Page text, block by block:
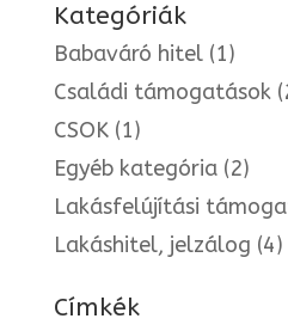
Kategóriák
Babaváró hitel(1)
Családi támogatások
CSOK(1)
Egyéb kategória(2)
Lakásfelújítási
Lakáshitel, jelzálog (4)
Címkék